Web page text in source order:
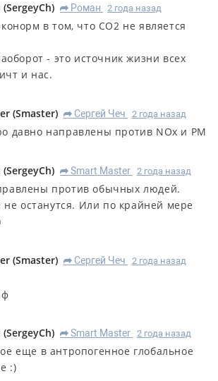
(SergeyCh) R Роман 2 года назад
в том, что СО2 не является
- это источник жизни всех
и нас.
(Smaster) R Сергей Чеч 2 года назад
давно направлены против NOx и PM
(SergeyCh) R Smart Master 2 года назад
против обычных людей.
не останутся. Или по крайней мере
(Smaster) R Сергей Чеч 2 года назад
(SergeyCh) R Smart Master 2 года назад
еще в антропогенное глобальное
:)